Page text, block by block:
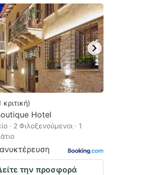
κριτική)
Hotel
· 2 Φιλοξενούμενοι · 1
την προσφορά